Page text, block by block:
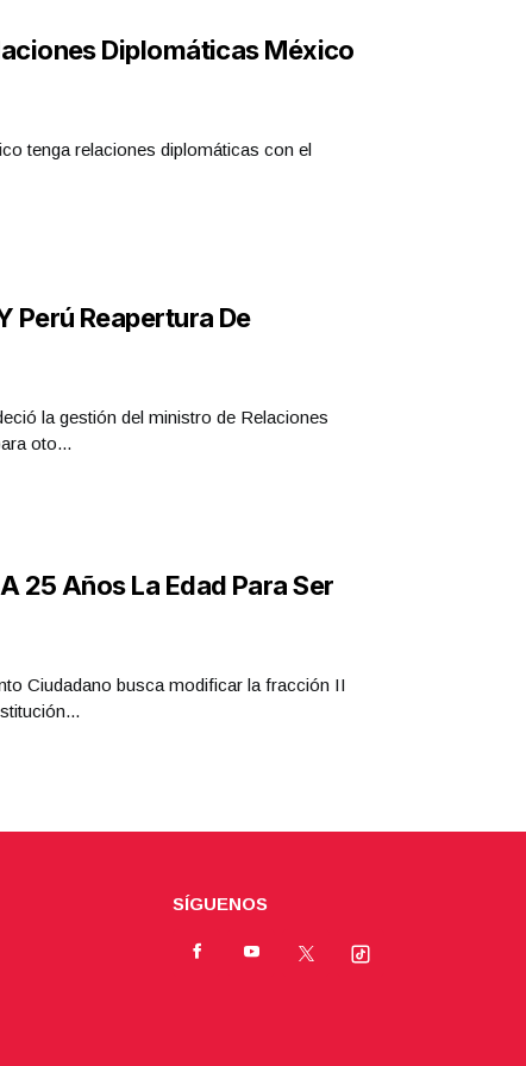
Diplomáticas México
tenga relaciones diplomáticas con el
Perú Reapertura De
la gestión del ministro de Relaciones
oto...
25 Años La Edad Para Ser
Ciudadano busca modificar la fracción II
SÍGUENOS